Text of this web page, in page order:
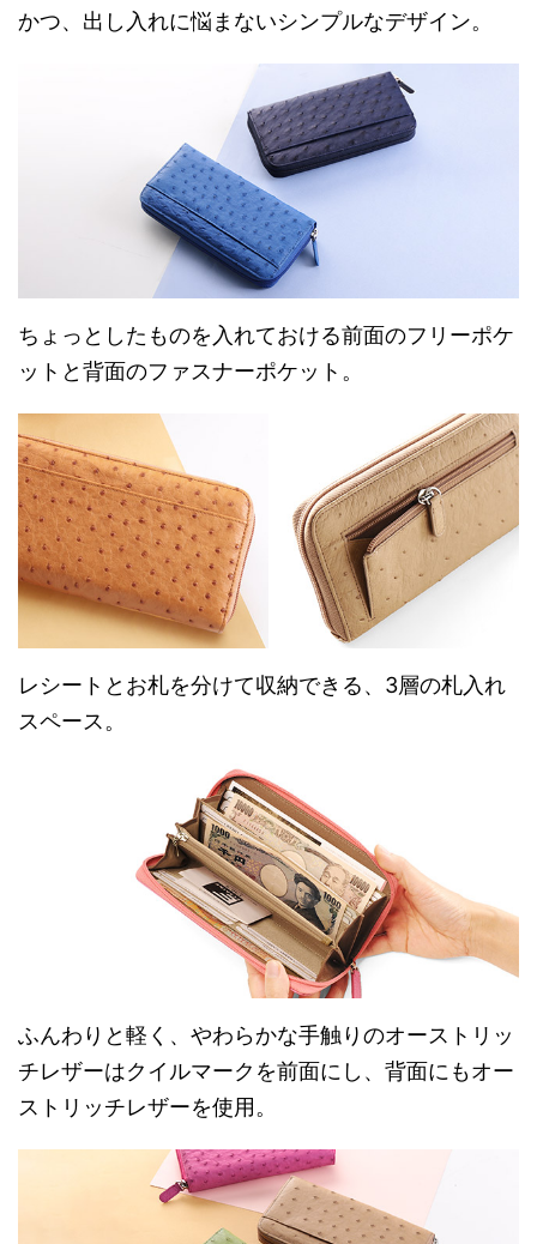
かつ、出し入れに悩まないシンプルなデザイン。
ちょっとしたものを入れておける前面のフリーポケ
ットと背面のファスナーポケット。
レシートとお札を分けて収納できる、3層の札入れ
スペース。
ふんわりと軽く、やわらかな手触りのオーストリッ
チレザーはクイルマークを前面にし、背面にもオー
ストリッチレザーを使用。